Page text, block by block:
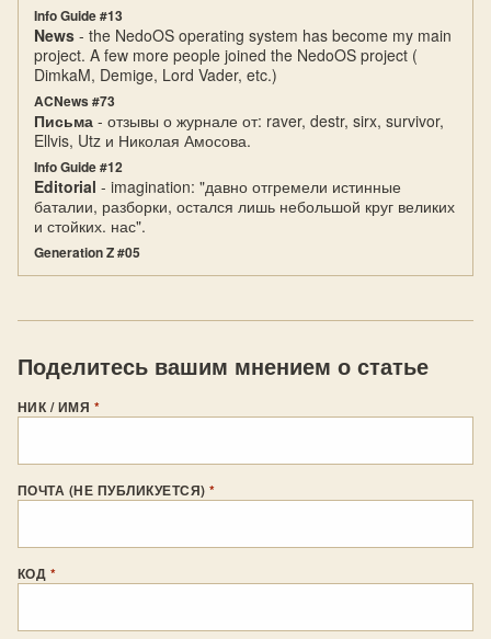
Info Guide #13
News - the NedoOS operating system has become my main
project. A few more people joined the NedoOS project (
DimkaM, Demige, Lord Vader, etc.)
ACNews #73
Письма - отзывы о журнале от: raver, destr, sirx, survivor,
Ellvis, Utz и Николая Амосова.
Info Guide #12
Editorial - imagination: "давно отгремели истинные
баталии, разборки, остался лишь небольшой круг великих
и стойких. нас".
Generation Z #05
Поделитесь вашим мнением о статье
НИК / ИМЯ *
ПОЧТА (НЕ ПУБЛИКУЕТСЯ)*
КОД *